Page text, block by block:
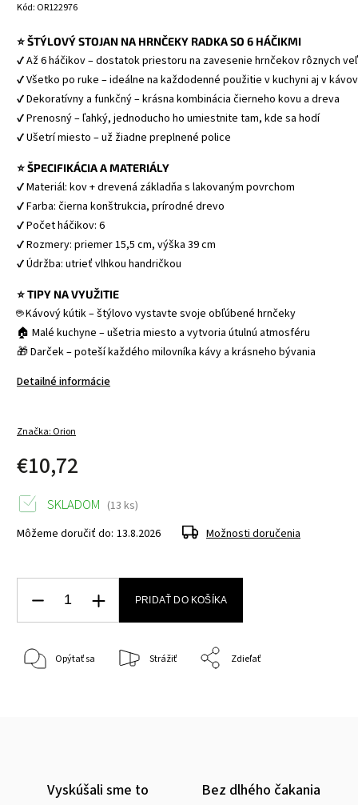
Kód: OR122976
⭐ ŠTÝLOVÝ STOJAN NA HRNČEKY RADKA SO 6 HÁČIKMI
✔ Až 6 háčikov – dostatok priestoru na zavesenie hrnčekov rôznych
✔ Všetko po ruke – ideálne na každodenné použitie v kuchyni aj v
✔ Dekoratívny a funkčný – krásna kombinácia čierneho kovu a dreva
✔ Prenosný – ľahký, jednoducho ho umiestnite tam, kde sa hodí
✔ Ušetrí miesto – už žiadne preplnené police
⭐ ŠPECIFIKÁCIA A MATERIÁLY
✔ Materiál: kov + drevená základňa s lakovaným povrchom
✔ Farba: čierna konštrukcia, prírodné drevo
✔ Počet háčikov: 6
✔ Rozmery: priemer 15,5 cm, výška 39 cm
✔ Údržba: utrieť vlhkou handričkou
⭐ TIPY NA VYUŽITIE
☕ Kávový kútik – štýlovo vystavte svoje obľúbené hrnčeky
🏠 Malé kuchyne – ušetria miesto a vytvoria útulnú atmosféru
🎁 Darček – poteší každého milovníka kávy a krásneho bývania
Detailné informácie
Značka: Orion
€10,72
SKLADOM (13 ks)
Môžeme doručiť do: 13.8.2026 Možnosti doručenia
PRIDAŤ DO KOŠÍKA
Opýtať sa Strážiť Zdieľať
Vyskúšali sme to Bez dlhého čakania